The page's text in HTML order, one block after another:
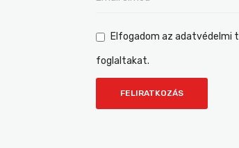
Elfogadom az adatvédelmi
foglaltakat.